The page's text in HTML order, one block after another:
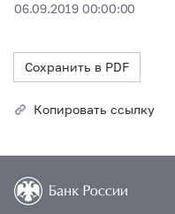
06.09.2019 00:00:00
Сохранить в PDF
Копировать ссылку